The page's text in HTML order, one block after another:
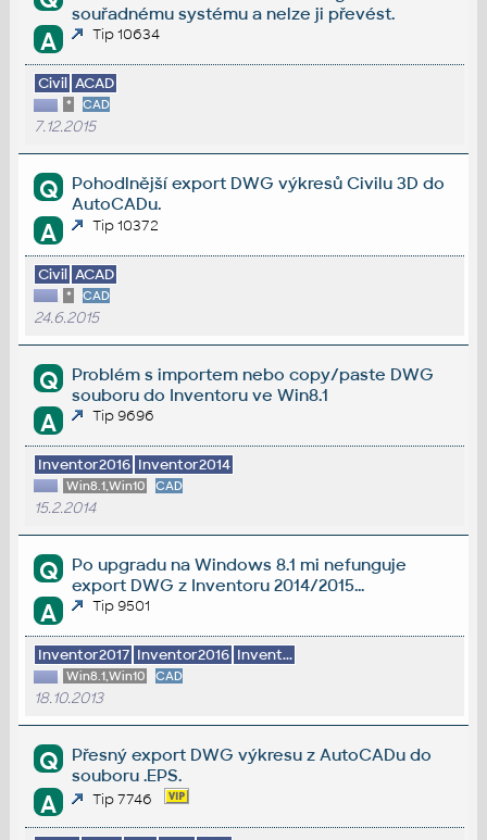
souřadnému systému a nelze ji převést.
A Tip 10634
Civil ACAD
* CAD
7.12.2015
Q
Pohodlnější export DWG výkresů Civilu 3D do
AutoCADu.
A Tip 10372
Civil ACAD
* CAD
24.6.2015
Q
Problém s importem nebo copy/paste DWG
souboru do Inventoru ve Win8.1
A Tip 9696
Inventor2016 Inventor2014
Win8.1,Win10 CAD
15.2.2014
Q
Po upgradu na Windows 8.1 mi nefunguje
export DWG z Inventoru 2014/2015...
A Tip 9501
Inventor2017 Inventor2016 Invent...
Win8.1,Win10 CAD
18.10.2013
Q
Přesný export DWG výkresu z AutoCADu do
souboru .EPS.
A Tip 7746